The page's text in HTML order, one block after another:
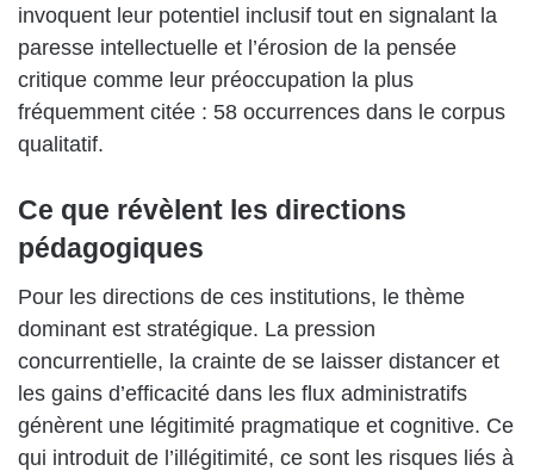
invoquent leur potentiel inclusif tout en signalant la
paresse intellectuelle et l’érosion de la pensée
critique comme leur préoccupation la plus
fréquemment citée : 58 occurrences dans le corpus
qualitatif.
Ce que révèlent les directions
pédagogiques
Pour les directions de ces institutions, le thème
dominant est stratégique. La pression
concurrentielle, la crainte de se laisser distancer et
les gains d’efficacité dans les flux administratifs
génèrent une légitimité pragmatique et cognitive. Ce
qui introduit de l’illégitimité, ce sont les risques liés à